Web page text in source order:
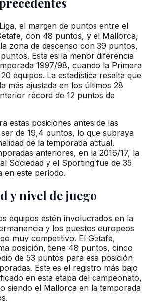
el margen de puntos entre el
con 48 puntos, y el Mallorca,
zona de descenso con 39 puntos,
Esta es la menor diferencia
1997/98, cuando la Primera
equipos. La estadística resalta que
más ajustada en los últimos 28
récord de 12 puntos de
estas posiciones antes de las
de 19,4 puntos, lo que subraya
de la temporada actual.
anteriores, en la 2016/17, la
Sociedad y el Sporting fue de 35
en este período.
y nivel de juego
equipos estén involucrados en la
y los puestos europeos
muy competitivo. El Getafe,
posición, tiene 48 puntos, cinco
de 53 puntos para esa posición
Este es el registro más bajo
en esta etapa del campeonato,
siendo el Mallorca en la temporada